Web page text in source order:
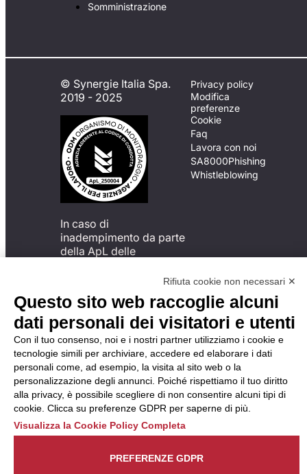
Somministrazione
© Synergie Italia Spa.
2019 - 2025
In caso di
inadempimento da parte
della ApL delle
del Codice di Condotta, è
possibile presentare un
reclamo
all’Organismo di
Monitoraggio utilizzando
una delle modalità
descritte al seguente
indirizzo web
https://odm-
agenzielavoro.it/reclami/ .
Privacy policy
Modifica
preferenze
Cookie
Faq
Lavora con noi
SA8000Phishing
Whistleblowing
Rifiuta cookie non necessari ✕
Questo sito web raccoglie alcuni
dati personali dei visitatori e utenti
Con il tuo consenso, noi e i nostri partner utilizziamo i cookie e
tecnologie simili per archiviare, accedere ed elaborare i dati
personali come, ad esempio, la visita al sito web o la
personalizzazione degli annunci. Poiché rispettiamo il tuo diritto
alla privacy, è possibile scegliere di non consentire alcuni tipi di
cookie. Clicca su preferenze GDPR per saperne di più.
Visualizza la Cookie Policy Completa
PREFERENZE GDPR